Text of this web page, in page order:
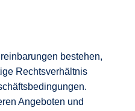
bestehen,
Rechtsverhältnis
Angeboten und